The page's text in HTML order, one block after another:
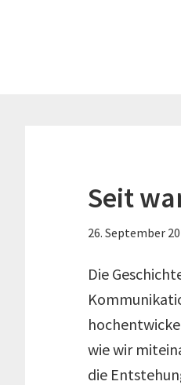
Seit
26. September
Die
wie wir
die